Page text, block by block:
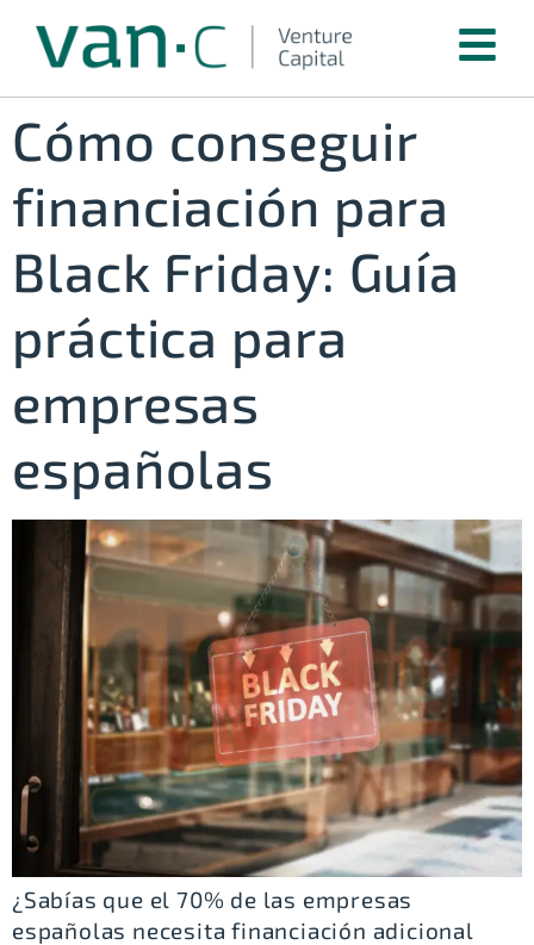
Cómo conseguir
financiación para
Black Friday: Guía
práctica para
empresas
españolas
¿Sabías que el 70% de las empresas
españolas necesita financiación adicional